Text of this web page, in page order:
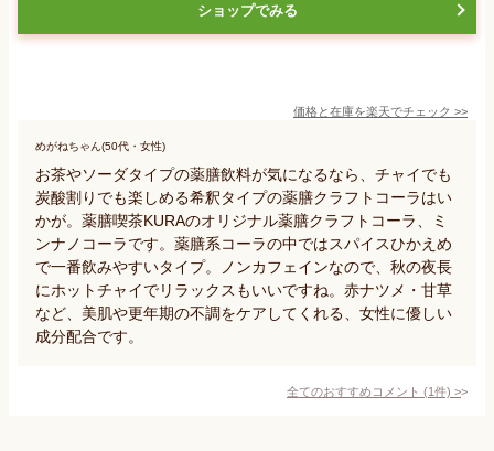
ショップでみる
価格と在庫を楽天でチェック >>
めがねちゃん(50代・女性)
お茶やソーダタイプの薬膳飲料が気になるなら、チャイでも
炭酸割りでも楽しめる希釈タイプの薬膳クラフトコーラはい
かが。薬膳喫茶KURAのオリジナル薬膳クラフトコーラ、ミ
ンナノコーラです。薬膳系コーラの中ではスパイスひかえめ
で一番飲みやすいタイプ。ノンカフェインなので、秋の夜長
にホットチャイでリラックスもいいですね。赤ナツメ・甘草
など、美肌や更年期の不調をケアしてくれる、女性に優しい
成分配合です。
全てのおすすめコメント (1件) >